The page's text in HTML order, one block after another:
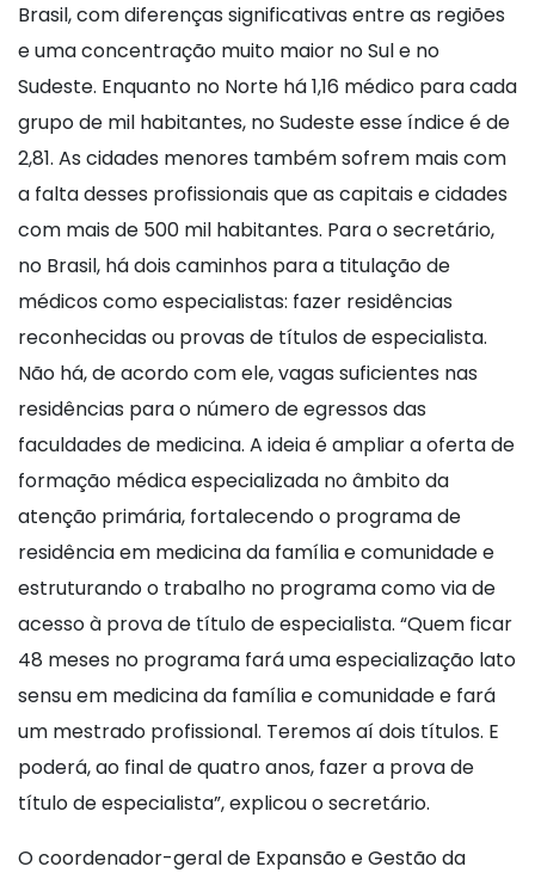
Brasil, com diferenças significativas entre as regiões
e uma concentração muito maior no Sul e no
Sudeste. Enquanto no Norte há 1,16 médico para cada
grupo de mil habitantes, no Sudeste esse índice é de
2,81. As cidades menores também sofrem mais com
a falta desses profissionais que as capitais e cidades
com mais de 500 mil habitantes. Para o secretário,
no Brasil, há dois caminhos para a titulação de
médicos como especialistas: fazer residências
reconhecidas ou provas de títulos de especialista.
Não há, de acordo com ele, vagas suficientes nas
residências para o número de egressos das
faculdades de medicina. A ideia é ampliar a oferta de
formação médica especializada no âmbito da
atenção primária, fortalecendo o programa de
residência em medicina da família e comunidade e
estruturando o trabalho no programa como via de
acesso à prova de título de especialista. “Quem ficar
48 meses no programa fará uma especialização lato
sensu em medicina da família e comunidade e fará
um mestrado profissional. Teremos aí dois títulos. E
poderá, ao final de quatro anos, fazer a prova de
título de especialista”, explicou o secretário.
O coordenador-geral de Expansão e Gestão da